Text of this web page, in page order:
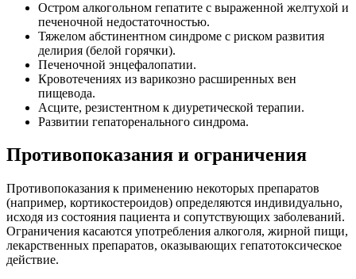
Остром алкогольном гепатите с выраженной желтухой и
печеночной недостаточностью.
Тяжелом абстинентном синдроме с риском развития
делирия (белой горячки).
Печеночной энцефалопатии.
Кровотечениях из варикозно расширенных вен
пищевода.
Асците, резистентном к диуретической терапии.
Развитии гепаторенального синдрома.
Противопоказания и ограничения
Противопоказания к применению некоторых препаратов
(например, кортикостероидов) определяются индивидуально,
исходя из состояния пациента и сопутствующих заболеваний.
Ограничения касаются употребления алкоголя, жирной пищи,
лекарственных препаратов, оказывающих гепатотоксическое
действие.